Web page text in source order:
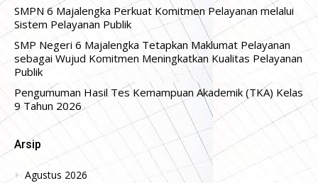
SMPN 6 Majalengka Perkuat Komitmen Pelayanan melalui
Sistem Pelayanan Publik
SMP Negeri 6 Majalengka Tetapkan Maklumat Pelayanan
sebagai Wujud Komitmen Meningkatkan Kualitas Pelayanan
Publik
Pengumuman Hasil Tes Kemampuan Akademik (TKA) Kelas
9 Tahun 2026
Arsip
Agustus 2026